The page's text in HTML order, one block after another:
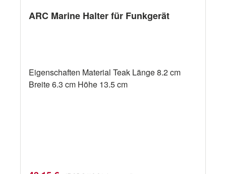
ARC Marine Halter für Funkgerät
Eigenschaften Material Teak Länge 8.2 cm
Breite 6.3 cm Höhe 13.5 cm
Regulärer Preis: